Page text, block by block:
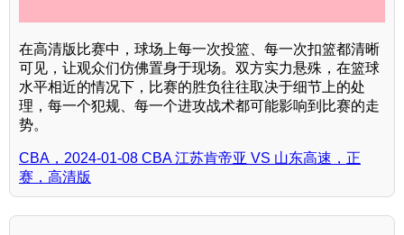
在高清版比赛中，球场上每一次投篮、每一次扣篮都清晰
可见，让观众们仿佛置身于现场。双方实力悬殊，在篮球
水平相近的情况下，比赛的胜负往往取决于细节上的处
理，每一个犯规、每一个进攻战术都可能影响到比赛的走
势。
CBA，2024-01-08 CBA 江苏肯帝亚 VS 山东高速，正
赛，高清版